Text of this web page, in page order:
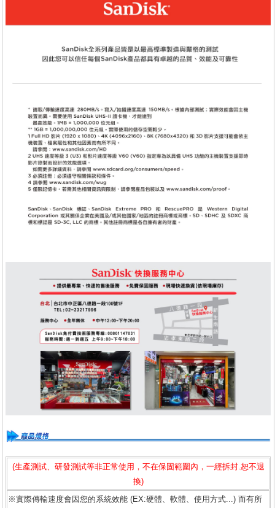
(生產測試、研發測試等非正常使用，不在保固範圍內，一經拆封.恕不退
換)
※實際傳輸速度會因您的系統效能 (EX:硬體、軟體、使用方式...) 而有所